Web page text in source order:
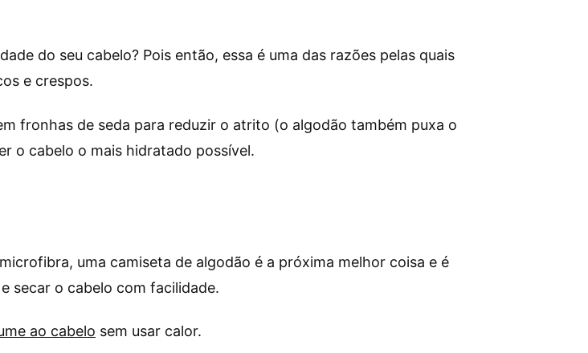
do seu cabelo? Pois então, essa é uma das razões pelas quais
e crespos.
fronhas de seda para reduzir o atrito (o algodão também puxa o
o cabelo o mais hidratado possível.
uma camiseta de algodão é a próxima melhor coisa e é
secar o cabelo com facilidade.
ao cabelo sem usar calor.